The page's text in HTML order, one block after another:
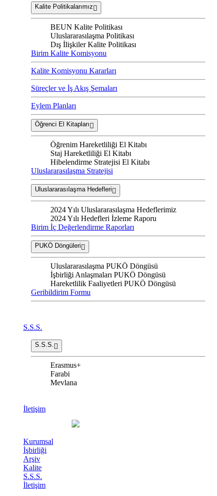
Kalite Politikalarımız
BEUN Kalite Politikası
Uluslararasılaşma Politikası
Dış İlişkiler Kalite Politikası
Birim Kalite Komisyonu
Kalite Komisyonu Kararları
Süreçler ve İş Akış Şemaları
Eylem Planları
Öğrenci El Kitapları
Öğrenim Hareketliliği El Kitabı
Staj Hareketliliği El Kitabı
Hibelendirme Stratejisi El Kitabı
Uluslararasılaşma Stratejisi
Uluslararasılaşma Hedefleri
2024 Yılı Uluslararasılaşma Hedeflerimiz
2024 Yılı Hedefleri İzleme Raporu
Birim İç Değerlendirme Raporları
PUKÖ Döngüleri
Uluslararasılaşma PUKÖ Döngüsü
İşbirliği Anlaşmaları PUKÖ Döngüsü
Hareketlilik Faaliyetleri PUKÖ Döngüsü
Geribildirim Formu
S.S.S.
S.S.S.
Erasmus+
Farabi
Mevlana
İletişim
Kurumsal
İşbirliği
Arşiv
Kalite
S.S.S.
İletişim